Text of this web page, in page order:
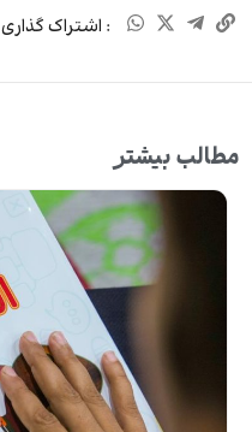
: اشتراک گذاری
مطالب بیشتر